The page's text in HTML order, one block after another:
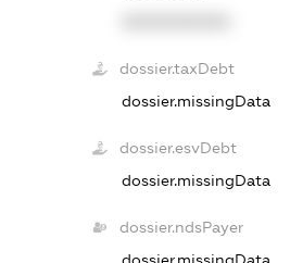
dossier.taxDebt
dossier.missingData
dossier.esvDebt
dossier.missingData
dossier.ndsPayer